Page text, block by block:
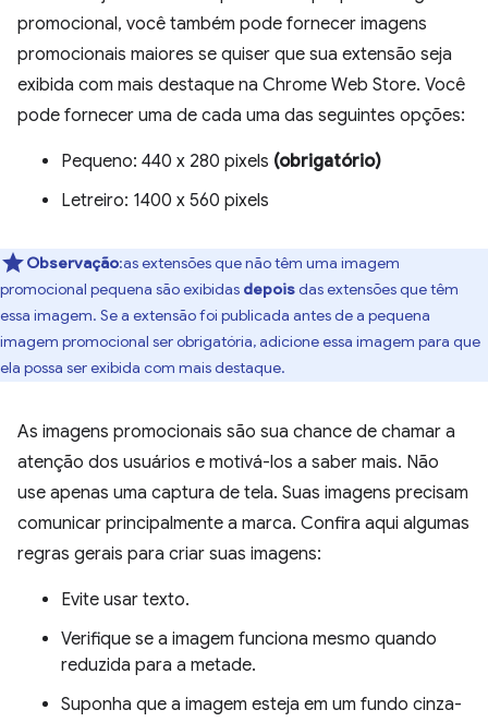
promocional, você também pode fornecer imagens
promocionais maiores se quiser que sua extensão seja
exibida com mais destaque na Chrome Web Store. Você
pode fornecer uma de cada uma das seguintes opções:
Pequeno: 440 x 280 pixels (obrigatório)
Letreiro: 1400 x 560 pixels
Observação:as extensões que não têm uma imagem
promocional pequena são exibidas depoisdas extensões que têm
essa imagem. Se a extensão foi publicada antes de a pequena
imagem promocional ser obrigatória, adicione essa imagem para que
ela possa ser exibida com mais destaque.
As imagens promocionais são sua chance de chamar a
atenção dos usuários e motivá-los a saber mais. Não
use apenas uma captura de tela. Suas imagens precisam
comunicar principalmente a marca. Confira aqui algumas
regras gerais para criar suas imagens:
Evite usar texto.
Verifique se a imagem funciona mesmo quando
reduzida para a metade.
Suponha que a imagem esteja em um fundo cinza-